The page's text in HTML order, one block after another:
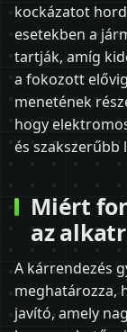
kockázatot
esetekben a
tartják, amíg
a fokozott
menetének
hogy
és
Miért
az
A kárrendezés
meghatározza,
javító, amely